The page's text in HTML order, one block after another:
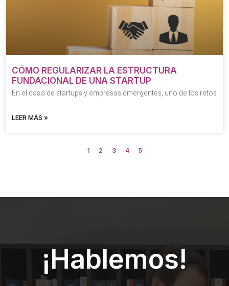
CÓMO REGULARIZAR LA ESTRUCTURA
FUNDACIONAL DE UNA STARTUP
En el caso de startups y empresas emergentes, uno de los retos
LEER MÁS »
1 2 3 4 5
¡Hablemos!